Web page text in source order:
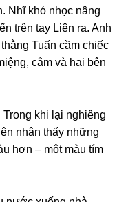
Nhĩ khó nhọc nâng
trên tay Liên ra. Anh
Tuấn cầm chiếc
cằm và hai bên
khi lại nghiêng
nhận thấy những
hơn – một màu tím